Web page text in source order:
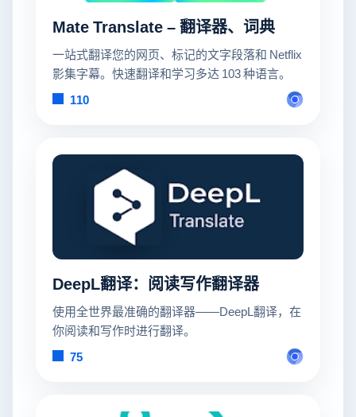
Mate Translate – 翻译器、词典
一站式翻译您的网页、标记的文字段落和 Netflix
影集字幕。快速翻译和学习多达 103 种语言。
110
DeepL翻译：阅读写作翻译器
使用全世界最准确的翻译器——DeepL翻译，在
你阅读和写作时进行翻译。
75